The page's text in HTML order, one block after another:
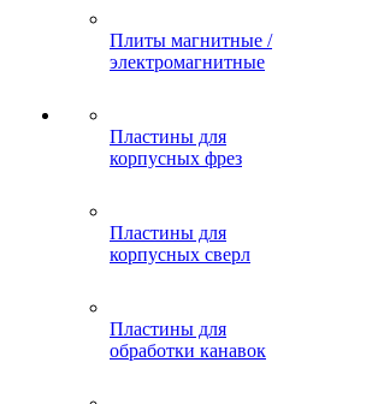
Плиты магнитные /
электромагнитные
Пластины для
корпусных фрез
Пластины для
корпусных сверл
Пластины для
обработки канавок